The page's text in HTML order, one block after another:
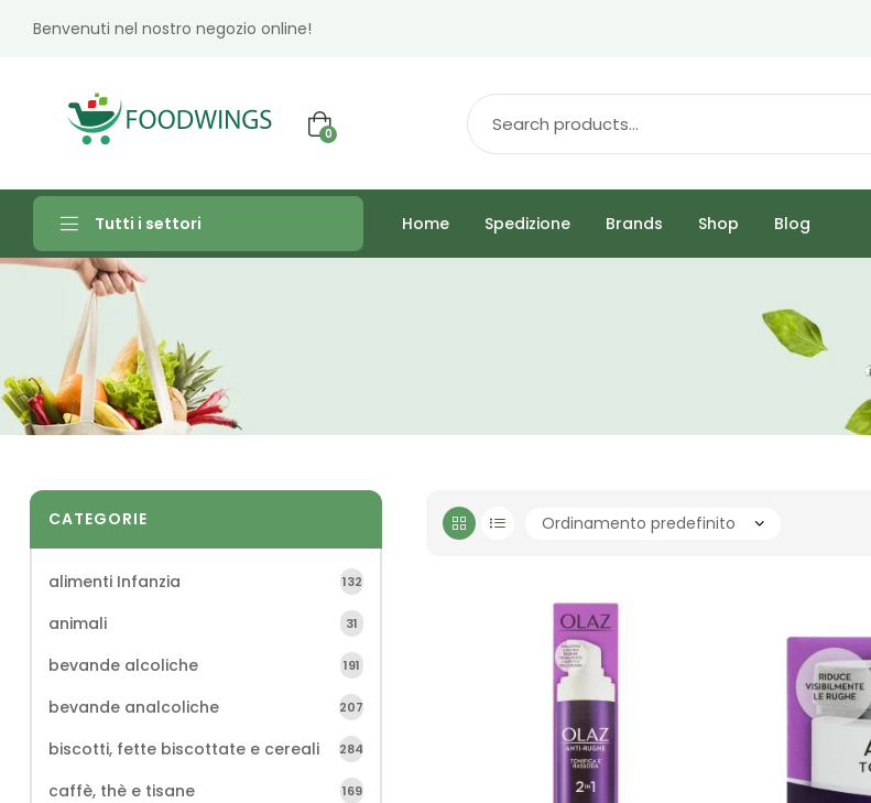
Benvenuti nel nostro negozio online!
0
Tutti i settori Home Spedizione Brands Shop Blog
CATEGORIE
alimenti Infanzia 132
animali 31
bevande alcoliche 191
bevande analcoliche 207
biscotti, fette biscottate e cereali 284
caffè, thè e tisane 169